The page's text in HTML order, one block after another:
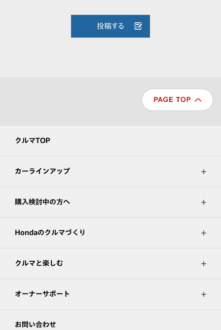
投稿する
クルマTOP
カーラインアップ
購入検討中の方へ
Hondaのクルマづくり
クルマと楽しむ
オーナーサポート
お問い合わせ